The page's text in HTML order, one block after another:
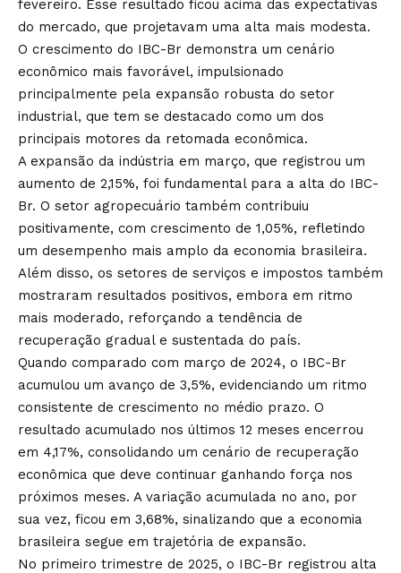
fevereiro. Esse resultado ficou acima das expectativas
do mercado, que projetavam uma alta mais modesta.
O crescimento do IBC-Br demonstra um cenário
econômico mais favorável, impulsionado
principalmente pela expansão robusta do setor
industrial, que tem se destacado como um dos
principais motores da retomada econômica.
A expansão da indústria em março, que registrou um
aumento de 2,15%, foi fundamental para a alta do IBC-
Br. O setor agropecuário também contribuiu
positivamente, com crescimento de 1,05%, refletindo
um desempenho mais amplo da economia brasileira.
Além disso, os setores de serviços e impostos também
mostraram resultados positivos, embora em ritmo
mais moderado, reforçando a tendência de
recuperação gradual e sustentada do país.
Quando comparado com março de 2024, o IBC-Br
acumulou um avanço de 3,5%, evidenciando um ritmo
consistente de crescimento no médio prazo. O
resultado acumulado nos últimos 12 meses encerrou
em 4,17%, consolidando um cenário de recuperação
econômica que deve continuar ganhando força nos
próximos meses. A variação acumulada no ano, por
sua vez, ficou em 3,68%, sinalizando que a economia
brasileira segue em trajetória de expansão.
No primeiro trimestre de 2025, o IBC-Br registrou alta